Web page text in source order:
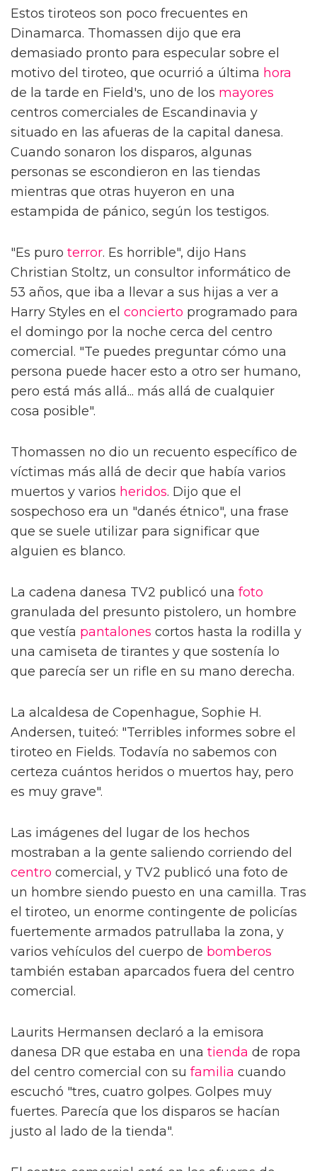
Estos tiroteos son poco frecuentes en
Dinamarca. Thomassen dijo que era
demasiado pronto para especular sobre el
motivo del tiroteo, que ocurrió a última hora
de la tarde en Field's, uno de los mayores
centros comerciales de Escandinavia y
situado en las afueras de la capital danesa.
Cuando sonaron los disparos, algunas
personas se escondieron en las tiendas
mientras que otras huyeron en una
estampida de pánico, según los testigos.
"Es puro terror. Es horrible", dijo Hans
Christian Stoltz, un consultor informático de
53 años, que iba a llevar a sus hijas a ver a
Harry Styles en el concierto programado para
el domingo por la noche cerca del centro
comercial. "Te puedes preguntar cómo una
persona puede hacer esto a otro ser humano,
pero está más allá... más allá de cualquier
cosa posible".
Thomassen no dio un recuento específico de
víctimas más allá de decir que había varios
muertos y varios heridos. Dijo que el
sospechoso era un "danés étnico", una frase
que se suele utilizar para significar que
alguien es blanco.
La cadena danesa TV2 publicó una foto
granulada del presunto pistolero, un hombre
que vestía pantalones cortos hasta la rodilla y
una camiseta de tirantes y que sostenía lo
que parecía ser un rifle en su mano derecha.
La alcaldesa de Copenhague, Sophie H.
Andersen, tuiteó: "Terribles informes sobre el
tiroteo en Fields. Todavía no sabemos con
certeza cuántos heridos o muertos hay, pero
es muy grave".
Las imágenes del lugar de los hechos
mostraban a la gente saliendo corriendo del
centro comercial, y TV2 publicó una foto de
un hombre siendo puesto en una camilla. Tras
el tiroteo, un enorme contingente de policías
fuertemente armados patrullaba la zona, y
varios vehículos del cuerpo de bomberos
también estaban aparcados fuera del centro
comercial.
Laurits Hermansen declaró a la emisora
danesa DR que estaba en una tienda de ropa
del centro comercial con su familia cuando
escuchó "tres, cuatro golpes. Golpes muy
fuertes. Parecía que los disparos se hacían
justo al lado de la tienda".